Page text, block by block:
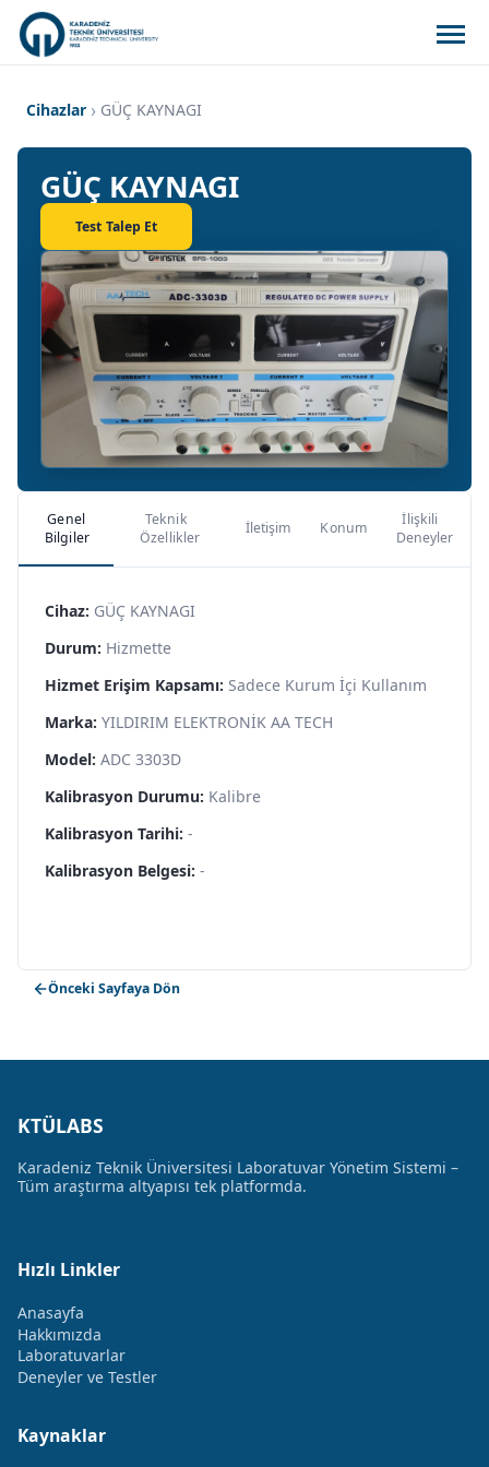
Cihazlar GÜÇ KAYNAGI
GÜÇ KAYNAGI
Test Talep Et
Genel
Bilgiler
Teknik
Özellikler
İletişim Konum
İlişkili
Deneyler
Cihaz: GÜÇ KAYNAGI
Durum: Hizmette
Hizmet Erişim Kapsamı: Sadece Kurum İçi Kullanım
Marka: YILDIRIM ELEKTRONİK AA TECH
Model: ADC 3303D
Kalibrasyon Durumu: Kalibre
Kalibrasyon Tarihi: -
Kalibrasyon Belgesi: -
Önceki Sayfaya Dön
KTÜLABS
Karadeniz Teknik Üniversitesi Laboratuvar Yönetim Sistemi –
Tüm araştırma altyapısı tek platformda.
Hızlı Linkler
Anasayfa
Hakkımızda
Laboratuvarlar
Deneyler ve Testler
Kaynaklar